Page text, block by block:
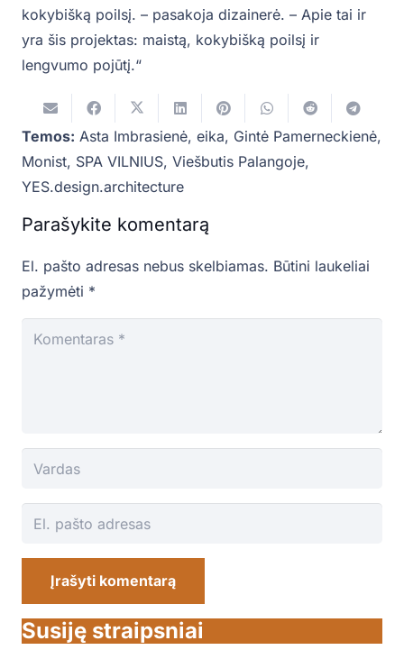
kokybišką poilsį. – pasakoja dizainerė. – Apie tai ir
yra šis projektas: maistą, kokybišką poilsį ir
lengvumo pojūtį.“
Temos: Asta Imbrasienė, eika, Gintė Pamerneckienė,
Monist, SPA VILNIUS, Viešbutis Palangoje,
YES.design.architecture
Parašykite komentarą
El. pašto adresas nebus skelbiamas. Būtini laukeliai
pažymėti *
Įrašyti komentarą
Susiję straipsniai